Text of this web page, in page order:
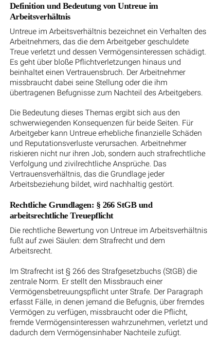
Definition und Bedeutung von Untreue im
Arbeitsverhältnis
Untreue im Arbeitsverhältnis bezeichnet ein Verhalten des
Arbeitnehmers, das die dem Arbeitgeber geschuldete
Treue verletzt und dessen Vermögensinteressen schädigt.
Es geht über bloße Pflichtverletzungen hinaus und
beinhaltet einen Vertrauensbruch. Der Arbeitnehmer
missbraucht dabei seine Stellung oder die ihm
übertragenen Befugnisse zum Nachteil des Arbeitgebers.
Die Bedeutung dieses Themas ergibt sich aus den
schwerwiegenden Konsequenzen für beide Seiten. Für
Arbeitgeber kann Untreue erhebliche finanzielle Schäden
und Reputationsverluste verursachen. Arbeitnehmer
riskieren nicht nur ihren Job, sondern auch strafrechtliche
Verfolgung und zivilrechtliche Ansprüche. Das
Vertrauensverhältnis, das die Grundlage jeder
Arbeitsbeziehung bildet, wird nachhaltig gestört.
Rechtliche Grundlagen: § 266 StGB und
arbeitsrechtliche Treuepflicht
Die rechtliche Bewertung von Untreue im Arbeitsverhältnis
fußt auf zwei Säulen: dem Strafrecht und dem
Arbeitsrecht.
Im Strafrecht ist § 266 des Strafgesetzbuchs (StGB) die
zentrale Norm. Er stellt den Missbrauch einer
Vermögensbetreuungspflicht unter Strafe. Der Paragraph
erfasst Fälle, in denen jemand die Befugnis, über fremdes
Vermögen zu verfügen, missbraucht oder die Pflicht,
fremde Vermögensinteressen wahrzunehmen, verletzt und
dadurch dem Vermögensinhaber Nachteile zufügt.